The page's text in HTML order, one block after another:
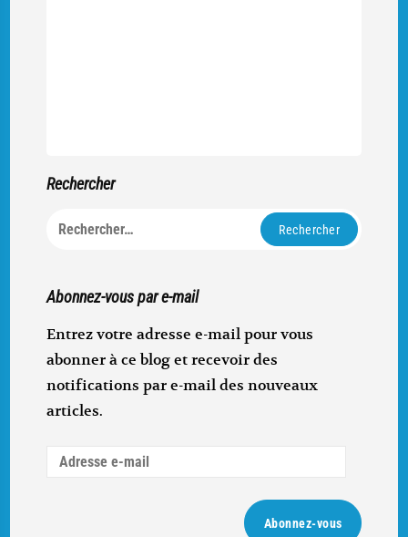
Rechercher
Rechercher :
Abonnez-vous par e-mail
Entrez votre adresse e-mail pour vous
abonner à ce blog et recevoir des
notifications par e-mail des nouveaux
articles.
Adresse
Abonnez-vous